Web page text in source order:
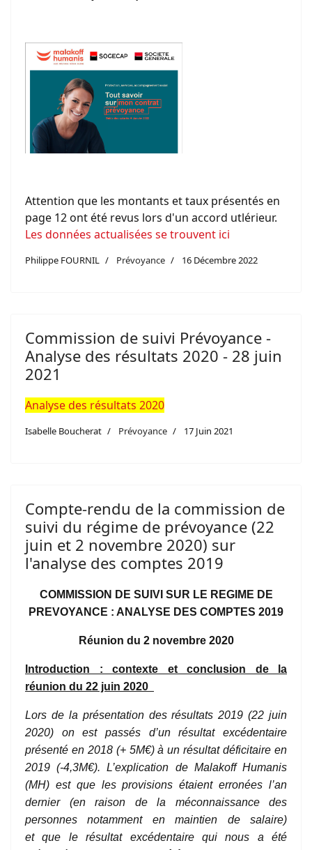
Attention que les montants et taux présentés en
page 12 ont été revus lors d'un accord utlérieur.
Les données actualisées se trouvent ici
Philippe FOURNIL Prévoyance 16 Décembre 2022
Commission de suivi Prévoyance -
Analyse des résultats 2020 - 28 juin
2021
Analyse des résultats 2020
Isabelle Boucherat Prévoyance 17 Juin 2021
Compte-rendu de la commission de
suivi du régime de prévoyance (22
juin et 2 novembre 2020) sur
l'analyse des comptes 2019
COMMISSION DE SUIVI SUR LE REGIME DE
PREVOYANCE : ANALYSE DES COMPTES 2019
Réunion du 2 novembre 2020
Introduction : contexte et conclusion de la
réunion du 22 juin 2020
Lors de la présentation des résultats 2019 (22 juin
2020) on est passés d’un résultat excédentaire
présenté en 2018 (+ 5M€) à un résultat déficitaire en
2019 (-4,3M€). L’explication de Malakoff Humanis
(MH) est que les provisions étaient erronées l’an
dernier (en raison de la méconnaissance des
personnes notamment en maintien de salaire)
et que le résultat excédentaire qui nous a été